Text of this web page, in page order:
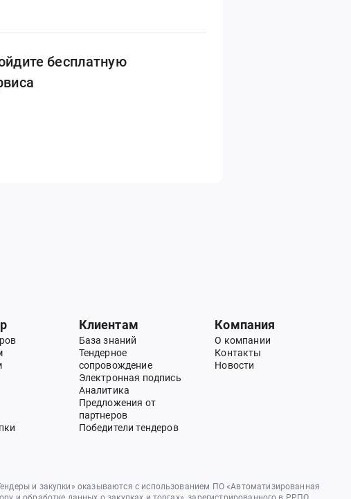
бесплатную
Клиентам
База знаний
Тендерное
сопровождение
Электронная подпись
Аналитика
Предложения от
партнеров
Победители тендеров
Компания
О компании
Контакты
Новости
и закупки» оказываются с использованием ПО «Автоматизированная